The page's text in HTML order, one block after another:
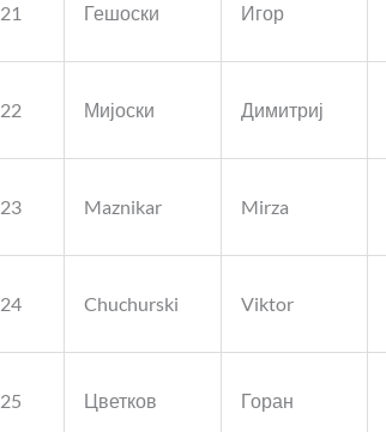
21 Гешоски Игор
22 Мијоски Димитриј
23 Maznikar Mirza
24 Chuchurski Viktor
25 Цветков Горан